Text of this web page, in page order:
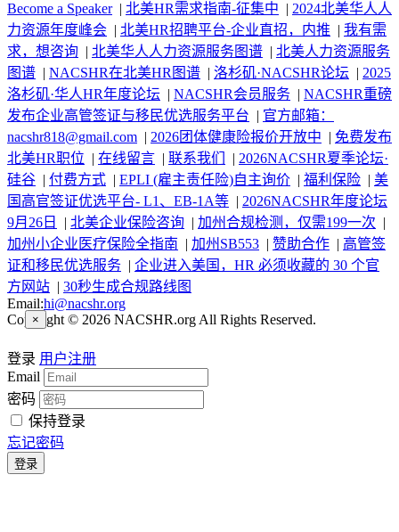
Become a Speaker| 北美HR需求指南-征集中 | 2024北美华人人
力资源年度峰会 | 北美HR招聘平台-企业直招，内推 | 我有需
求，想咨询 | 北美华人人力资源服务图谱 | 北美人力资源服务
图谱 | NACSHR在北美HR图谱 | 洛杉矶·NACSHR论坛 | 2025
洛杉矶·华人HR年度论坛 | NACSHR会员服务 | NACSHR重磅
发布企业高管签证与移民优选服务平台 | 官方邮箱：
nacshr818@gmail.com | 2026团体健康险报价开放中 | 免费发布
北美HR职位 | 在线留言 | 联系我们 | 2026NACSHR夏季论坛·
硅谷 | 付费方式 | EPLI (雇主责任险)自主询价 | 福利保险 | 美
国高官签证优选平台- L1、EB-1A等 | 2026NACSHR年度论坛
9月26日
| 北美企业保险咨询 | 加州合规检测，仅需199一次 |
加州小企业医疗保险全指南 | 加州SB553 | 赞助合作 | 高管签
证和移民优选服务 | 企业进入美国，HR 必须收藏的 30 个官
方网站 | 30秒生成合规路线图
Email:hi@nacshr.org
Copyright © 2026 NACSHR.org All Rights Reserved.
×
登录 用户注册
Email
密码
保持登录
忘记密码
登录